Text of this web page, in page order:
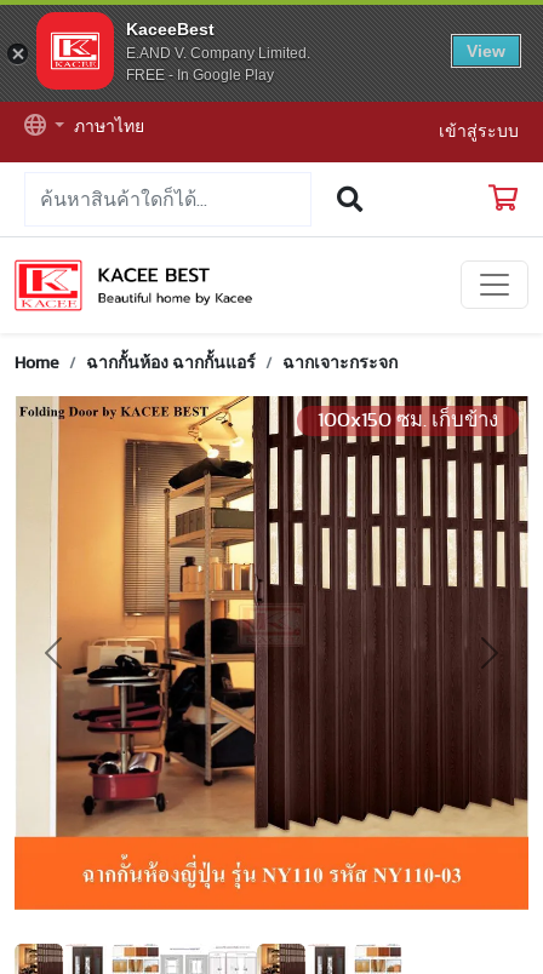
KaceeBest
E.AND V. Company Limited.
FREE - In Google Play
View
ภาษาไทย เข้าสู่ระบบ
Home ฉากกั้นห้อง ฉากกั้นแอร์ ฉากเจาะกระจก
100x150 ซม. เก็บข้าง
Previous Next